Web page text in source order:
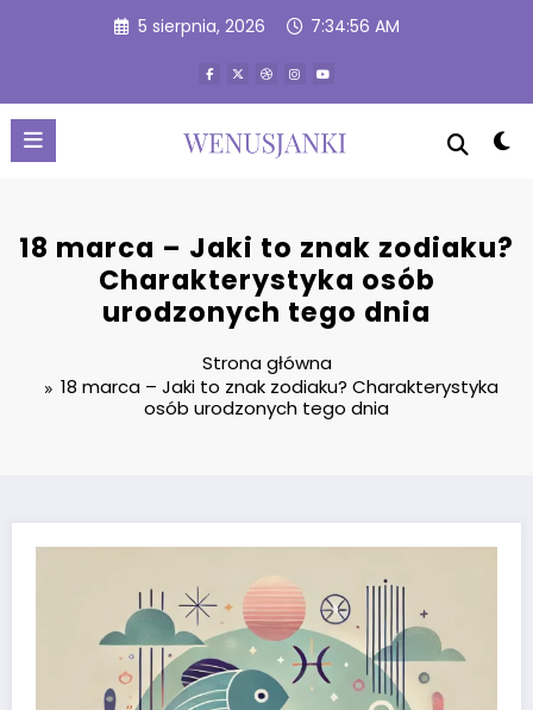
5 sierpnia, 2026 7:34:57 AM
18 marca – Jaki to znak zodiaku?
Charakterystyka osób
urodzonych tego dnia
Strona główna
18 marca – Jaki to znak zodiaku? Charakterystyka
osób urodzonych tego dnia